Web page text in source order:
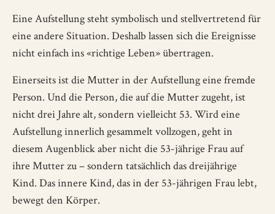
Eine Aufstellung steht symbolisch und stellvertretend für
eine andere Situation. Deshalb lassen sich die Ereignisse
nicht einfach ins «richtige Leben» übertragen.
Einerseits ist die Mutter in der Aufstellung eine fremde
Person. Und die Person, die auf die Mutter zugeht, ist
nicht drei Jahre alt, sondern vielleicht 53. Wird eine
Aufstellung innerlich gesammelt vollzogen, geht in
diesem Augenblick aber nicht die 53-jährige Frau auf
ihre Mutter zu – sondern tatsächlich das dreijährige
Kind. Das innere Kind, das in der 53-jährigen Frau lebt,
bewegt den Körper.